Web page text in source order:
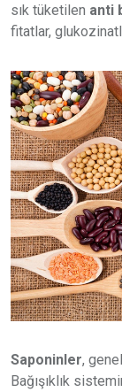
sık tüketilen anti
fitatlar,
Saponinler,
Bağışıklık